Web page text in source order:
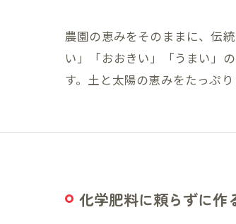
農園の恵みをそのままに、伝
い」「おおきい」「うまい」
す。土と太陽の恵みをたっぷ
化学肥料に頼らずに作